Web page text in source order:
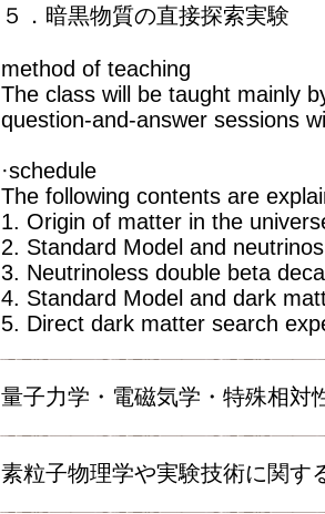
５．暗黒物質の直接探索実験
method of teaching
The class will be taught mainly
question-and-answer sessions
·schedule
The following contents are
1. Origin of matter in the
2. Standard Model and neutrinos
3. Neutrinoless double beta
4. Standard Model and dark
5. Direct dark matter search
量子力学・電磁気学・特殊相対
素粒子物理学や実験技術に関す